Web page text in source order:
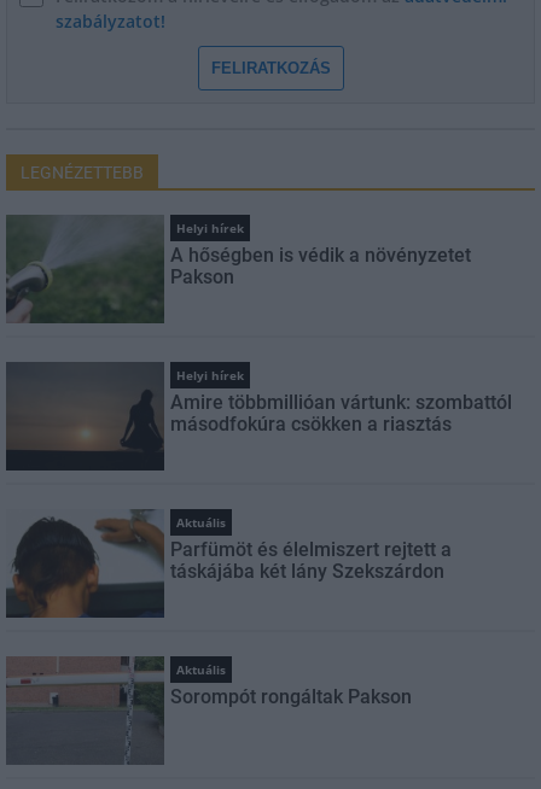
szabályzatot!
FELIRATKOZÁS
LEGNÉZETTEBB
Helyi hírek
A hőségben is védik a növényzetet
Pakson
Helyi hírek
Amire többmillióan vártunk: szombattól
másodfokúra csökken a riasztás
Aktuális
Parfümöt és élelmiszert rejtett a
táskájába két lány Szekszárdon
Aktuális
Sorompót rongáltak Pakson